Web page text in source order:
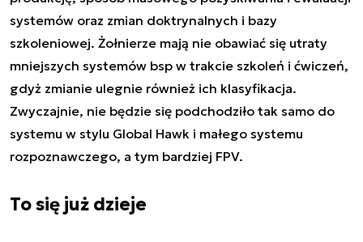
systemów oraz zmian doktrynalnych i bazy
szkoleniowej. Żołnierze mają nie obawiać się utraty
mniejszych systemów bsp w trakcie szkoleń i ćwiczeń,
gdyż zmianie ulegnie również ich klasyfikacja.
Zwyczajnie, nie będzie się podchodziło tak samo do
systemu w stylu Global Hawk i małego systemu
rozpoznawczego, a tym bardziej FPV.
To się już dzieje